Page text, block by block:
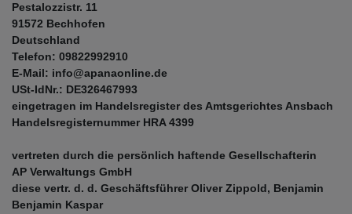
Pestalozzistr. 11
91572 Bechhofen
Deutschland
Telefon: 09822992910
E-Mail: info@apanaonline.de
USt-IdNr.: DE326467993
eingetragen im Handelsregister des Amtsgerichtes Ansbach
Handelsregisternummer HRA 4399
vertreten durch die persönlich haftende Gesellschafterin
AP Verwaltungs GmbH
diese vertr. d. d. Geschäftsführer Oliver Zippold, Benjamin
Benjamin Kaspar